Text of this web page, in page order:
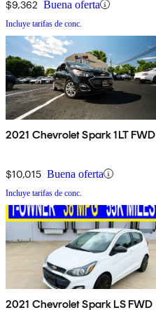
$9,362 Buena oferta
Incluye tarifas de conc.
2021 Chevrolet Spark 1LT FWD
$10,015 Buena oferta
Incluye tarifas de conc.
2021 Chevrolet Spark LS FWD